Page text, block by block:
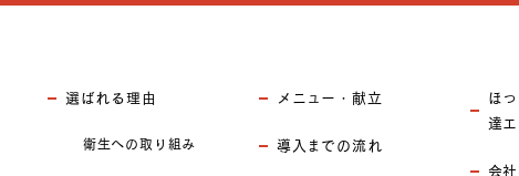
選ばれる理由
衛生への取り組み
メニュー・献立
導入までの流れ
ほ
達
会